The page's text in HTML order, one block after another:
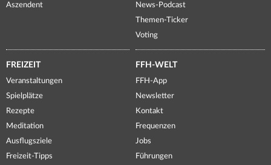
Aszendent
News-Podcast
Themen-Ticker
Voting
FREIZEIT
Veranstaltungen
Spielplätze
Rezepte
Meditation
Ausflugsziele
Freizeit-Tipps
FFH-WELT
FFH-App
Newsletter
Kontakt
Frequenzen
Jobs
Führungen